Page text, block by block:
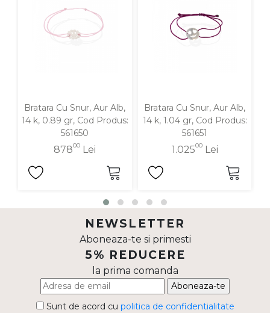
Cu pietre
Diamante
Bratara Cu Snur, Aur Alb,
14 k, 0.89 gr, Cod Produs:
561650
87800 Lei
Bratara Cu Snur, Aur Alb,
14 k, 1.04 gr, Cod Produs:
561651
1.02500Lei
NEWSLETTER
Aboneaza-te si primesti
5% REDUCERE
la prima comanda
Aboneaza-te
Sunt de acord cu politica de confidentialitate